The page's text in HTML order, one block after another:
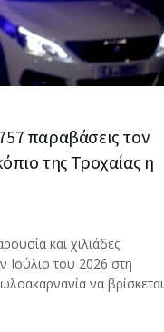
παραβάσεις τον
της Τροχαίας η
και χιλιάδες
Ιούλιο του 2026 στη
να βρίσκεται